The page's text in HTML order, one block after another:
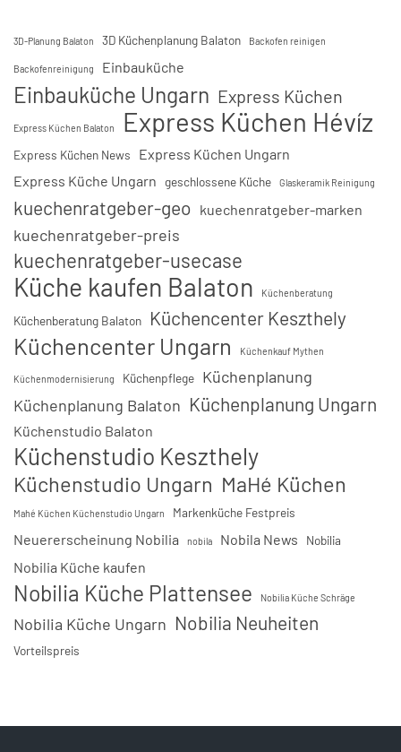
3D-Planung Balaton 3D Küchenplanung Balaton Backofen reinigen
Backofenreinigung Einbauküche
Einbauküche Ungarn Express Küchen
Express Küchen Balaton Express Küchen Hévíz
Express Küchen News
Express Küchen Ungarn
Express Küche Ungarn geschlossene Küche Glaskeramik Reinigung
kuechenratgeber-geo kuechenratgeber-marken
kuechenratgeber-preis
kuechenratgeber-usecase
Küche kaufen Balaton Küchenberatung
Küchenberatung Balaton Küchencenter Keszthely
Küchencenter Ungarn Küchenkauf Mythen
Küchenmodernisierung Küchenpflege Küchenplanung
Küchenplanung Balaton Küchenplanung Ungarn
Küchenstudio Balaton
Küchenstudio Keszthely
Küchenstudio Ungarn MaHé Küchen
Mahé Küchen Küchenstudio Ungarn Markenküche Festpreis
Neuererscheinung Nobilia nobila Nobila News Nobilia
Nobilia Küche kaufen
Nobilia Küche Plattensee Nobilia Küche Schräge
Nobilia Küche Ungarn Nobilia Neuheiten
Vorteilspreis